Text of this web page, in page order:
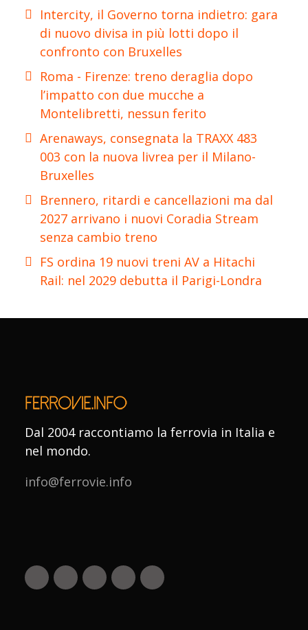
Intercity, il Governo torna indietro: gara
di nuovo divisa in più lotti dopo il
confronto con Bruxelles
Roma - Firenze: treno deraglia dopo
l’impatto con due mucche a
Montelibretti, nessun ferito
Arenaways, consegnata la TRAXX 483
003 con la nuova livrea per il Milano-
Bruxelles
Brennero, ritardi e cancellazioni ma dal
2027 arrivano i nuovi Coradia Stream
senza cambio treno
FS ordina 19 nuovi treni AV a Hitachi
Rail: nel 2029 debutta il Parigi-Londra
Dal 2004 raccontiamo la ferrovia in Italia e
nel mondo.
info@ferrovie.info